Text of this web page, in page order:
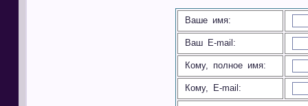
Ваше имя:
Ваш E-mail:
Кому, полное имя:
Кому, E-mail: